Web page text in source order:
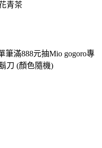
青茶
筆滿888元抽Mio gogoro專
刀 (顏色隨機)